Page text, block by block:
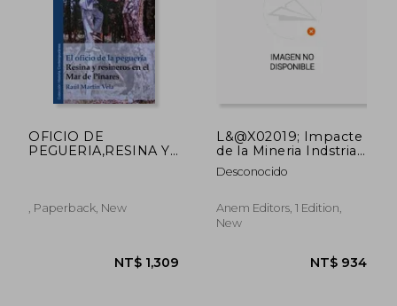
NT$ 1,347 NT$
OFICIO DE
PEGUERIA,RESINA Y
, Paperback, New
L&@X02019; Impacte
de la Mineria Indstrial
a la Ribagora (in
Catalan)
Desconocido
Anem Editors, 1 Edition,
New